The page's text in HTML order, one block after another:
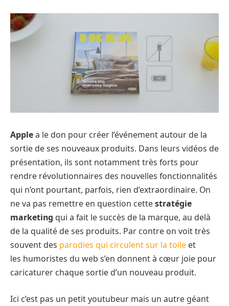
Applea le don pour créer l’événement autour de la
sortie de ses nouveaux produits. Dans leurs vidéos de
présentation, ils sont notamment très forts pour
rendre révolutionnaires des nouvelles fonctionnalités
qui n’ont pourtant, parfois, rien d’extraordinaire. On
ne va pas remettre en question cettestratégie
marketing qui a fait le succès de la marque, au delà
de la qualité de ses produits. Par contre on voit très
souvent des parodies qui circulent sur la toile et
les humoristes du web s’en donnent à cœur joie pour
caricaturer chaque sortie d’un nouveau produit.
Ici c’est pas un petit youtubeur mais un autre géant